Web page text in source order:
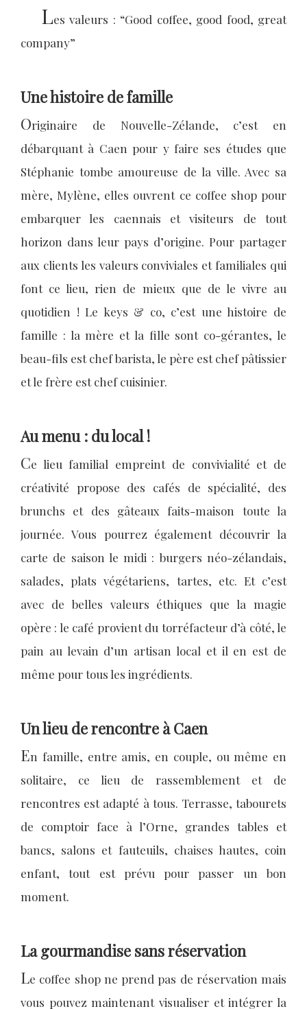
Les valeurs : “Good coffee, good food, great
company”
Une histoire de famille
Originaire de Nouvelle-Zélande, c’est en
débarquant à Caen pour y faire ses études que
Stéphanie tombe amoureuse de la ville. Avec sa
mère, Mylène, elles ouvrent ce coffee shop pour
embarquer les caennais et visiteurs de tout
horizon dans leur pays d’origine. Pour partager
aux clients les valeurs conviviales et familiales qui
font ce lieu, rien de mieux que de le vivre au
quotidien ! Le keys & co, c’est une histoire de
famille : la mère et la fille sont co-gérantes, le
beau-fils est chef barista, le père est chef pâtissier
et le frère est chef cuisinier.
Au menu : du local !
Ce lieu familial empreint de convivialité et de
créativité propose des cafés de spécialité, des
brunchs et des gâteaux faits-maison toute la
journée. Vous pourrez également découvrir la
carte de saison le midi : burgers néo-zélandais,
salades, plats végétariens, tartes, etc. Et c’est
avec de belles valeurs éthiques que la magie
opère : le café provient du torréfacteur d’à côté, le
pain au levain d’un artisan local et il en est de
même pour tous les ingrédients.
Un lieu de rencontre à Caen
En famille, entre amis, en couple, ou même en
solitaire, ce lieu de rassemblement et de
rencontres est adapté à tous. Terrasse, tabourets
de comptoir face à l’Orne, grandes tables et
bancs, salons et fauteuils, chaises hautes, coin
enfant, tout est prévu pour passer un bon
moment.
La gourmandise sans réservation
Le coffee shop ne prend pas de réservation mais
vous pouvez maintenant visualiser et intégrer la